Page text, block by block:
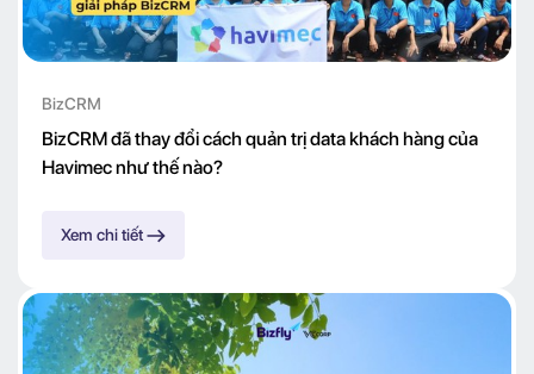
BizCRM
BizCRM đã thay đổi cách quản trị data khách hàng của
Havimec như thế nào?
Xem chi tiết